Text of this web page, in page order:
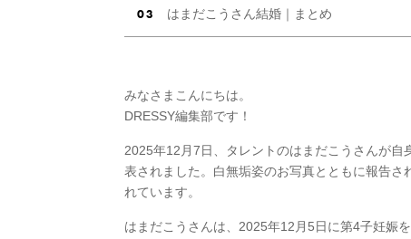
はまだこうさん結婚｜まとめ
みなさまこんにちは。
DRESSY編集部です！
2025年12月7日、タレントのはまだこうさんが自
表されました。白無垢姿のお写真とともに報告さ
れています。
はまだこうさんは、2025年12月5日に第4子妊娠